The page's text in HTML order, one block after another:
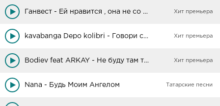
Ганвест - Ей нравится , она не со мной она палится Хит премьера
kavabanga Depo kolibri - Говори со мной Хит премьера
Bodiev feat ARKAY - Не буду там там там Хит премьера
Nana - Будь Моим Ангелом Татарские песни